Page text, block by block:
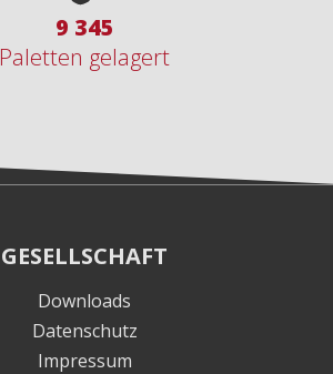
11 480
Paletten gelagert
GESELLSCHAFT
Downloads
Datenschutz
Impressum